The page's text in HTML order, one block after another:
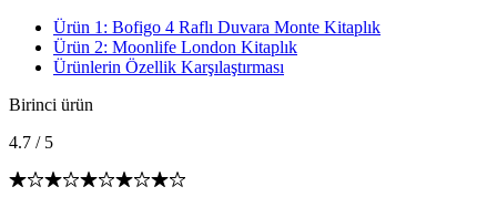
Ürün 1: Bofigo 4 Raflı Duvara Monte Kitaplık
Ürün 2: Moonlife London Kitaplık
Ürünlerin Özellik Karşılaştırması
Birinci ürün
4.7 / 5